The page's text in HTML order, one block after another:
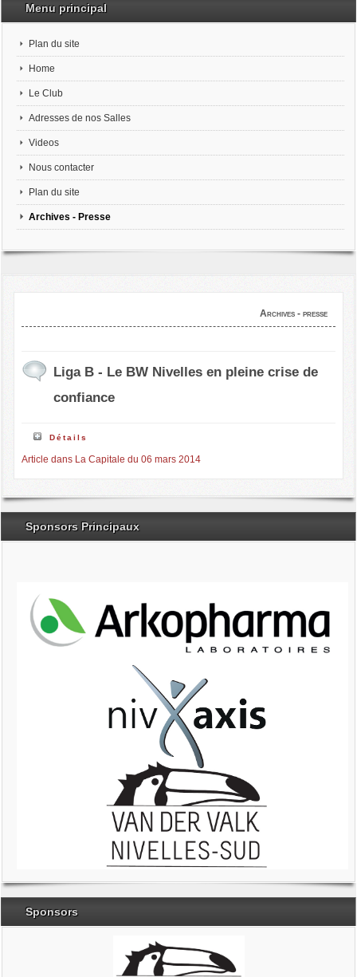
Menu principal
Plan du site
Home
Le Club
Adresses de nos Salles
Videos
Nous contacter
Plan du site
Archives - Presse
Archives - presse
Liga B - Le BW Nivelles en pleine crise de
confiance
Détails
Article dans La Capitale du 06 mars 2014
Sponsors Principaux
Sponsors